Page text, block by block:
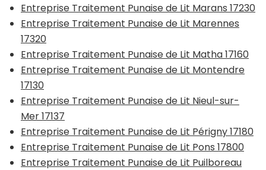
Entreprise Traitement Punaise de Lit Marans 17230
Entreprise Traitement Punaise de Lit Marennes
17320
Entreprise Traitement Punaise de Lit Matha 17160
Entreprise Traitement Punaise de Lit Montendre
17130
Entreprise Traitement Punaise de Lit Nieul-sur-
Mer 17137
Entreprise Traitement Punaise de Lit Périgny 17180
Entreprise Traitement Punaise de Lit Pons 17800
Entreprise Traitement Punaise de Lit Puilboreau